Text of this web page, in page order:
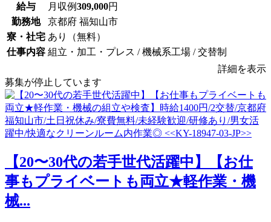
給与 月収例309,000円
勤務地
京都府 福知山市
寮・社宅 あり（無料）
仕事内容 組立・加工・プレス / 機械系工場 / 交替制
詳細を表示
募集が停止しています
【20〜30代の若手世代活躍中】【お仕
事もプライベートも両立★軽作業・機
械...